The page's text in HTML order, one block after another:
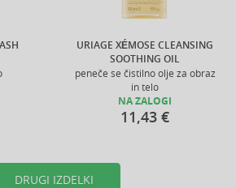
URIAGE XÉMOSE CLEANSING
SOOTHING OIL
peneče se čistilno olje za obraz
in telo
NA ZALOGI
11,43 €
DRUGI IZDELKI